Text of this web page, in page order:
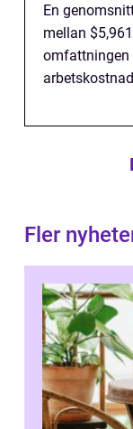
En
mellan
omfattningen
Fler